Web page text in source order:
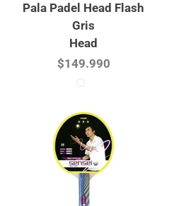
Pala Padel Head Flash
Gris
Head
$149.990